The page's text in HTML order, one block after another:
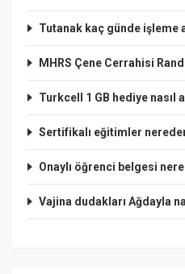
Tutanak kaç günde işleme
MHRS Çene Cerrahisi
Turkcell 1 GB hediye nasıl
Sertifikalı eğitimler
Onaylı öğrenci belgesi
Vajina dudakları Ağdayla